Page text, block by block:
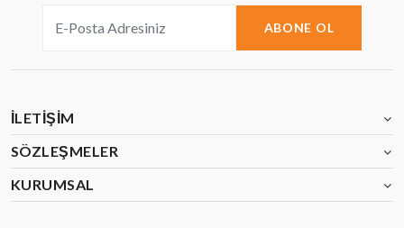
ABONE OL
İLETIŞIM
SÖZLEŞMELER
KURUMSAL